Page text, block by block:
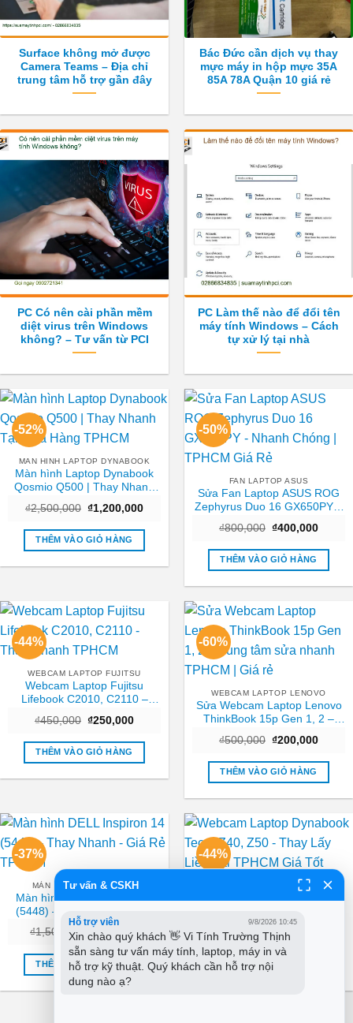
Surface không mở được
Camera Teams – Địa chỉ
trung tâm hỗ trợ gần đây
Bác Đức cần dịch vụ thay
mực máy in hộp mực 35A
85A 78A Quận 10 giá rẻ
PC Có nên cài phần mềm
diệt virus trên Windows
không? – Tư vấn từ PCI
PC Làm thế nào để đổi tên
máy tính Windows – Cách
tự xử lý tại nhà
-52%
MAN HINH LAPTOP DYNABOOK
Màn hình Laptop Dynabook
Qosmio Q500 | Thay Nhanh
₫2,500,000 Giá
gốc
là:
₫2,500,000.
₫1,200,000Giá
tại
₫1,200,000.
THÊM VÀO GIỎ HÀNG
-50%
FAN LAPTOP ASUS
Sửa Fan Laptop ASUS ROG
Zephyrus Duo 16 GX650PY –
Rẻ
₫800,000 Giá
là:
₫800,000.
₫400,000Giá
tại
THÊM VÀO GIỎ HÀNG
-44%
WEBCAM LAPTOP FUJITSU
Webcam Laptop Fujitsu
Lifebook C2010, C2110 –
₫450,000 Giá
là:
₫450,000.
₫250,000Giá
tại
₫250,000.
THÊM VÀO GIỎ HÀNG
-60%
WEBCAM LAPTOP LENOVO
Sửa Webcam Laptop Lenovo
ThinkBook 15p Gen 1, 2 –
| Giá rẻ
₫500,000 Giá
là:
₫500,000.
₫200,000Giá
tại
THÊM VÀO GIỎ HÀNG
-37%
MÀN HÌNH LAPTOP DELL
Màn hình DELL Inspiron 14
(5448) – Thay Nhanh – Giá
Rẻ TPHCM
₫1,500,000
Giá
gốc
là:
₫1,500,000.
₫950,000Giá
hiện
tại
là:
₫950,000.
THÊM VÀO GIỎ HÀNG
-44%
WEBCAM LAPTOP DYNABOOK
Webcam Laptop Dynabook
Liền Tại TPHCM Giá Tốt
₫450,000 Giá
gốc
là:
₫450,000.
₫250,000
THÊM VÀO GIỎ HÀNG
Tư vấn & CSKH
Hỗ trợ viên 9/8/2026 10:45
Xin chào quý khách 👋 Vi Tính Trường Thịnh
sẵn sàng tư vấn máy tính, laptop, máy in và
hỗ trợ kỹ thuật. Quý khách cần hỗ trợ nội
dung nào ạ?